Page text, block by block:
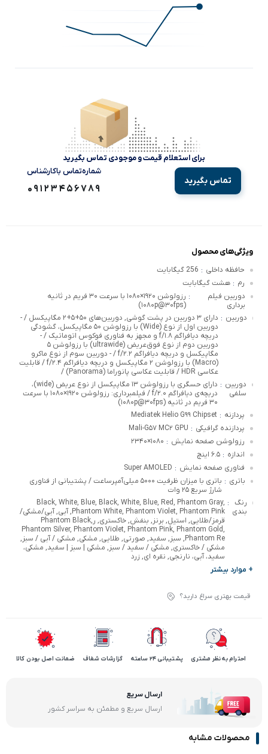
برای استعلام قیمت و موجودی تماس بگیرید
تماس بگیرید
شماره‌تماس‌ با‌کارشناس
09123456789
ویژگی‌های محصول
حافظه داخلی : 256 گیگابایت
رم : هشت گیگابایت
دوربین فیلم
برداری
:
رزولوشن ۱۹۲۰×۱۰۸۰ با سرعت ۳۰ فریم در ثانیه
(۱۰۸۰p@۳۰fps)
دوربین :
دارای ۳ دوربین در پشت گوشی, دوربین‌های ۵۰+۵+۲ مگاپیکسل / -
دوربین اول از نوع (Wide) با رزولوشن ۵۰ مگاپیکسل، گشودگی
دریچه دیافراگم f/۱.۸ و مجهز به فناوری فوکوس اتوماتیک / -
دوربین دوم از نوع فوق‌عریض (ultrawide) با رزولوشن ۵
مگاپیکسل و دریچه دیافراگم f/۲.۲ / - دوربین سوم از نوع ماکرو
(Macro) با رزولوشن ۲ مگاپیکسل و دریچه دیافراگم f/۲.۴ / قابلیت
عکاسی HDR / قابلیت عکاسی پانوراما (Panorama) /
دوربین
سلفی
:
دارای حسگری با رزولوشن ۱۳ مگاپیکسل از نوع عریض (wide)،
دریچه‌ی دیافراگم f/۲.۰ / فیلمبرداری: رزولوشن ۱۹۲۰×۱۰۸۰ با سرعت
۳۰ فریم در ثانیه (۱۰۸۰p@۳۰fps)
پردازنه : Mediatek Helio G۹۹ Chipset
پردازنده گرافیکی : Mali-G۵۷ MC۲ GPU
رزولوشن صفحه نمایش : ۱۰۸۰×۲۳۴۰
اندازه : ۶.۵ اینچ
فناوری صفحه نمایش :
Super AMOLED
باتری :
باتری با میزان ظرفیت ۵۰۰۰ میلی‌آمپر‌ساعت / پشتیبانی از فناوری
شارژ سریع ۲۵ وات
رنگ
بندی
:
Black, White, Blue, Black, White, Blue, Red, Phantom Gray,
Phantom White, Phantom Violet, Phantom Pink, آبی, آبی/مشکی/
قرمز/طلایی, استیل, برنز, بنفش, خاکستری, رPhantom Black,
Phantom Silver, Phantom Violet, Phantom Pink, Phantom Gold,
Phantom Re, سبز, سفید, صورتی, طلایی, مشکی, مشکی / آبی / سبز,
مشکی / خاکستری, مشکی / سفید / سبز, مشکی | سبز | سفید, مشکی،
سفید، آبی، نارنجی, نقره ای, زرد
+ موارد بیشتر
قیمت بهتری سراغ دارید؟
احترام به نظر مشتری پشتیبانی 24 ساعته گزارشات شفاف ضمانت اصل بودن کالا
ارسال سریع
ارسال سریع و مطمئن به سراسر کشور
محصولات مشابه